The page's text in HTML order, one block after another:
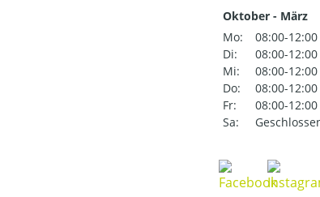
Oktober - März
Mo:
08:00-
Di:
08:00-
Mi:
08:00-
Do:
08:00-
Fr:
08:00-12:00
Sa: